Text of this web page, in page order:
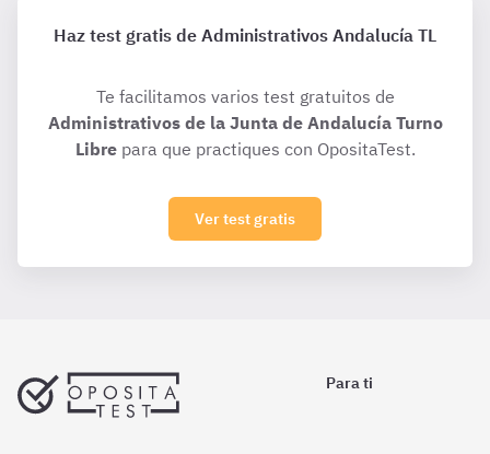
Haz test gratis de Administrativos Andalucía TL
Te facilitamos varios test gratuitos de
Administrativos de la Junta de Andalucía Turno
Librepara que practiques con OpositaTest.
Ver test gratis
Para ti